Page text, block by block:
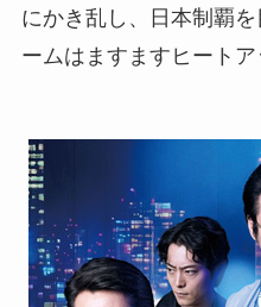
にかき乱し、日本制覇
ームはますますヒートア